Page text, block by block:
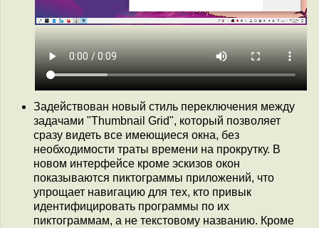
Задействован новый стиль переключения между
задачами "Thumbnail Grid", который позволяет
сразу видеть все имеющиеся окна, без
необходимости траты времени на прокрутку. В
новом интерфейсе кроме эскизов окон
показываются пиктограммы приложений, что
упрощает навигацию для тех, кто привык
идентифицировать программы по их
пиктограммам, а не текстовому названию. Кроме